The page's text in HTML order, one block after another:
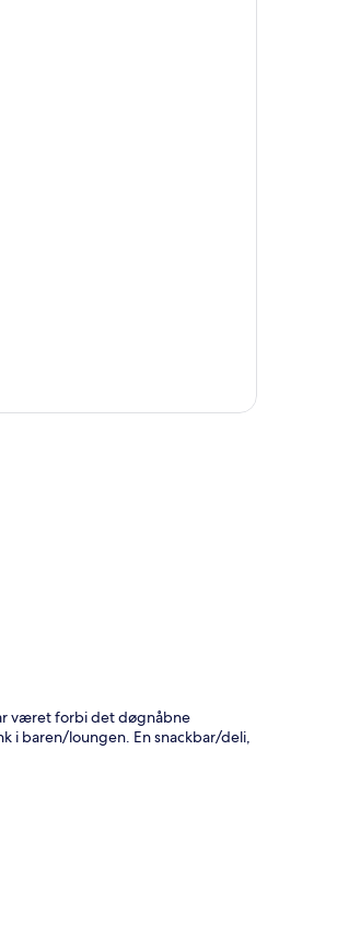
været forbi det døgnåbne
i baren/loungen. En snackbar/deli,